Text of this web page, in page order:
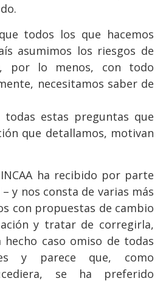
todos los que hacemos
asumimos los riesgos de
por lo menos, con todo
necesitamos saber de
todas estas preguntas que
que detallamos, motivan
ha recibido por parte
y nos consta de varias más
con propuestas de cambio
y tratar de corregirla,
caso omiso de todas
y parece que, como
se ha preferido